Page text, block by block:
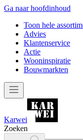
Ga naar hoofdinhoud
Toon hele
Advies
Klantenservice
Actie
Wooninspiratie
Bouwmarkten
Karwei
Zoeken